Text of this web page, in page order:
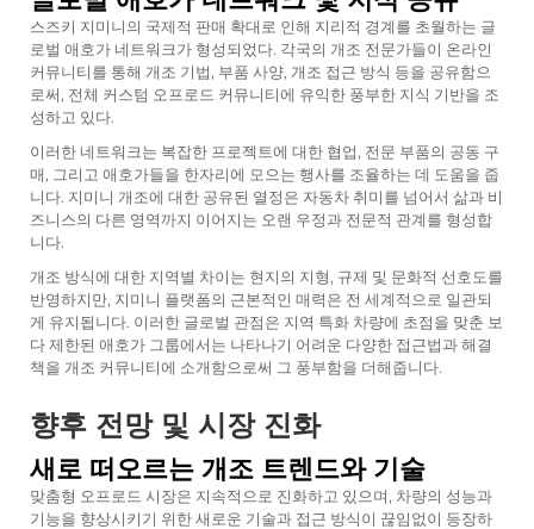
스즈키 지미니의 국제적 판매 확대로 인해 지리적 경계를 초월하는 글
로벌 애호가 네트워크가 형성되었다. 각국의 개조 전문가들이 온라인
커뮤니티를 통해 개조 기법, 부품 사양, 개조 접근 방식 등을 공유함으
로써, 전체 커스텀 오프로드 커뮤니티에 유익한 풍부한 지식 기반을 조
성하고 있다.
이러한 네트워크는 복잡한 프로젝트에 대한 협업, 전문 부품의 공동 구
매, 그리고 애호가들을 한자리에 모으는 행사를 조율하는 데 도움을 줍
니다. 지미니 개조에 대한 공유된 열정은 자동차 취미를 넘어서 삶과 비
즈니스의 다른 영역까지 이어지는 오랜 우정과 전문적 관계를 형성합
니다.
개조 방식에 대한 지역별 차이는 현지의 지형, 규제 및 문화적 선호도를
반영하지만, 지미니 플랫폼의 근본적인 매력은 전 세계적으로 일관되
게 유지됩니다. 이러한 글로벌 관점은 지역 특화 차량에 초점을 맞춘 보
다 제한된 애호가 그룹에서는 나타나기 어려운 다양한 접근법과 해결
책을 개조 커뮤니티에 소개함으로써 그 풍부함을 더해줍니다.
향후 전망 및 시장 진화
새로 떠오르는 개조 트렌드와 기술
맞춤형 오프로드 시장은 지속적으로 진화하고 있으며, 차량의 성능과
기능을 향상시키기 위한 새로운 기술과 접근 방식이 끊임없이 등장하